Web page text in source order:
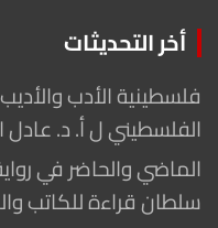
أخر التحديثات
فلسطينية الأدب
الفلسطيني ل أ. د.
الماضي والحاضر في
سلطان قراءة للكاتب